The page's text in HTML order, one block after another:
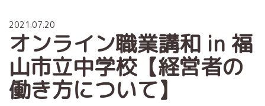
2021.07.20
オンライン職業講和 in 福
山市立中学校【経営者の
働き方について】